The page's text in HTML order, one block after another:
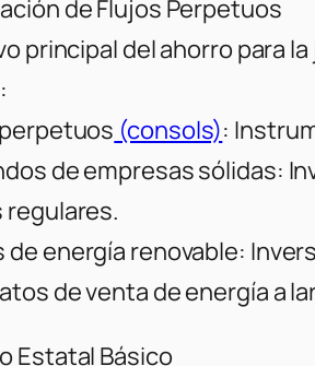
de Flujos Perpetuos
principal del ahorro para
(consols):
de empresas sólidas:
de energía renovable:
de venta de energía a
Estatal Básico